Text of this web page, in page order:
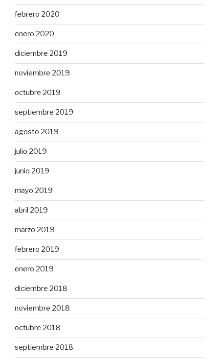
febrero 2020
enero 2020
diciembre 2019
noviembre 2019
octubre 2019
septiembre 2019
agosto 2019
julio 2019
junio 2019
mayo 2019
abril 2019
marzo 2019
febrero 2019
enero 2019
diciembre 2018
noviembre 2018
octubre 2018
septiembre 2018